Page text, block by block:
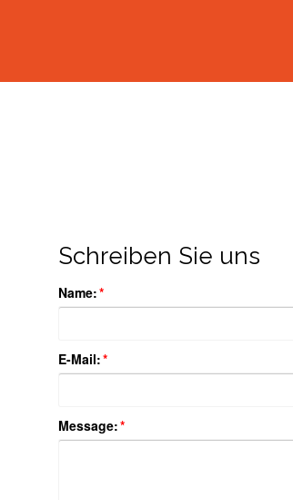
Schreiben Sie uns
Name:*
E-Mail:*
Message:*